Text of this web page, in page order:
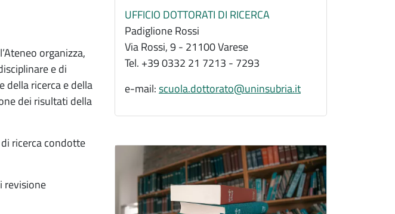
organizza,
e di
della ricerca e della
dei risultati della
ricerca condotte
revisione
UFFICIO DOTTORATI DI RICERCA
Padiglione Rossi
Via Rossi, 9 - 21100 Varese
Tel. +39 0332 21 7213 - 7293
e-mail:scuola.dottorato@uninsubria.it